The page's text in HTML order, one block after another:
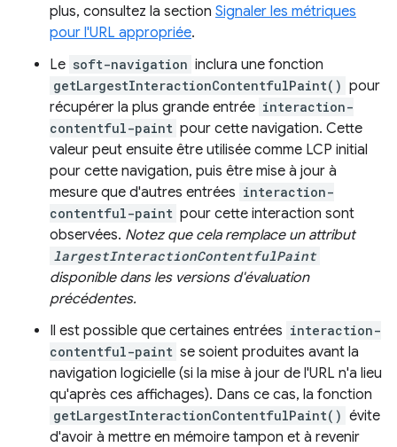
plus, consultez la section Signaler les métriques
pour l'URL appropriée.
Le soft-navigation inclura une fonction
getLargestInteractionContentfulPaint() pour
récupérer la plus grande entrée interaction-
contentful-paint pour cette navigation. Cette
valeur peut ensuite être utilisée comme LCP initial
pour cette navigation, puis être mise à jour à
mesure que d'autres entrées interaction-
contentful-paint pour cette interaction sont
observées. Notez que cela remplace un attribut
largestInteractionContentfulPaint
disponible dans les versions d'évaluation
précédentes.
Il est possible que certaines entrées interaction-
contentful-paint se soient produites avant la
navigation logicielle (si la mise à jour de l'URL n'a lieu
qu'après ces affichages). Dans ce cas, la fonction
getLargestInteractionContentfulPaint() évite
d'avoir à mettre en mémoire tampon et à revenir